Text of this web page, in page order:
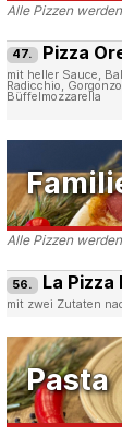
Alle Pizzen
47. Pizza
mit heller Sauce,
Radicchio,
Büffelmozzarella
Alle Pizzen
56. La Pizza
mit zwei Zutaten
Pasta